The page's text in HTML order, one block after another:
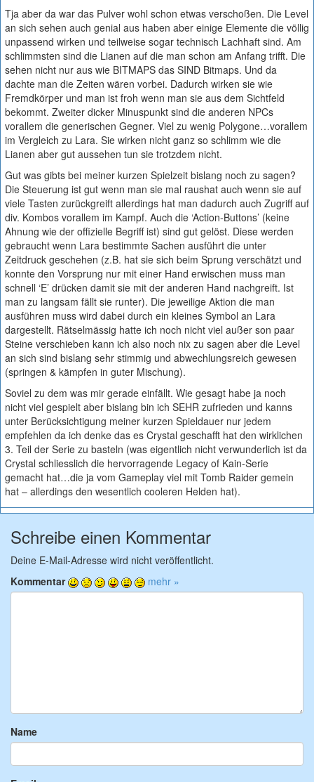
Tja aber da war das Pulver wohl schon etwas verschoßen. Die Level
an sich sehen auch genial aus haben aber einige Elemente die völlig
unpassend wirken und teilweise sogar technisch Lachhaft sind. Am
schlimmsten sind die Lianen auf die man schon am Anfang trifft. Die
sehen nicht nur aus wie BITMAPS das SIND Bitmaps. Und da
dachte man die Zeiten wären vorbei. Dadurch wirken sie wie
Fremdkörper und man ist froh wenn man sie aus dem Sichtfeld
bekommt. Zweiter dicker Minuspunkt sind die anderen NPCs
vorallem die generischen Gegner. Viel zu wenig Polygone…vorallem
im Vergleich zu Lara. Sie wirken nicht ganz so schlimm wie die
Lianen aber gut aussehen tun sie trotzdem nicht.
Gut was gibts bei meiner kurzen Spielzeit bislang noch zu sagen?
Die Steuerung ist gut wenn man sie mal raushat auch wenn sie auf
viele Tasten zurückgreift allerdings hat man dadurch auch Zugriff auf
div. Kombos vorallem im Kampf. Auch die ‘Action-Buttons’ (keine
Ahnung wie der offizielle Begriff ist) sind gut gelöst. Diese werden
gebraucht wenn Lara bestimmte Sachen ausführt die unter
Zeitdruck geschehen (z.B. hat sie sich beim Sprung verschätzt und
konnte den Vorsprung nur mit einer Hand erwischen muss man
schnell ‘E’ drücken damit sie mit der anderen Hand nachgreift. Ist
man zu langsam fällt sie runter). Die jeweilige Aktion die man
ausführen muss wird dabei durch ein kleines Symbol an Lara
dargestellt. Rätselmässig hatte ich noch nicht viel außer son paar
Steine verschieben kann ich also noch nix zu sagen aber die Level
an sich sind bislang sehr stimmig und abwechlungsreich gewesen
(springen & kämpfen in guter Mischung).
Soviel zu dem was mir gerade einfällt. Wie gesagt habe ja noch
nicht viel gespielt aber bislang bin ich SEHR zufrieden und kanns
unter Berücksichtigung meiner kurzen Spieldauer nur jedem
empfehlen da ich denke das es Crystal geschafft hat den wirklichen
3. Teil der Serie zu basteln (was eigentlich nicht verwunderlich ist da
Crystal schliesslich die hervorragende Legacy of Kain-Serie
gemacht hat…die ja vom Gameplay viel mit Tomb Raider gemein
hat – allerdings den wesentlich cooleren Helden hat).
Schreibe einen Kommentar
Deine E-Mail-Adresse wird nicht veröffentlicht.
Kommentar
mehr »
Name